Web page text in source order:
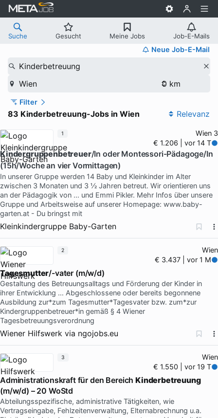
Suche Gesucht Meine Jobs Job-E-Mails
Neue Job-E-Mail
Kinderbetreuung
Wien
Filter
83 Kinderbetreuung-Jobs in Wien Relevanz
Wien 3
€ 1.206 | vor 14 T
Kindergruppenbetreuer/In oder Montessori-Pädagoge/In
(15h/Woche an vier Vormittagen)
In unserer Gruppe werden 14 Baby und Kleinkinder im Alter
zwischen 3 Monaten und 3 ½ Jahren betreut. Wir orientieren uns
an der Pädagogik von ... und Emmi Pikler. Mehr Infos über unsere
Gruppe und Arbeitsweise auf unserer Homepage: www.baby-
garten.at - Du bringst mit
Kleinkindergruppe Baby-Garten
1
Wien
€ 3.437 | vor 1 M
Tagesmutter/-vater (m/w/d)
Gestaltung des Betreuungsalltags und Förderung der Kinder in
ihrer Entwicklung … Abgeschlossene oder bereits begonnene
Ausbildung zur*zum Tagesmutter*Tagesvater bzw. zum*zur
Kindergruppenbetreuer*in gemäß § 4 Wiener
Tagesbetreuungsverordnung
Wiener Hilfswerk via ngojobs.eu
2
Wien
€ 1.550 | vor 19 T
Administrationskraft für den BereichKinderbetreuung
(m/w/d) – 20 WoStd
Abteilungsspezifische, administrative Tätigkeiten, wie
Vertragseingabe, Fehlzeitenverwaltung, Elternabrechnung u.a.
3